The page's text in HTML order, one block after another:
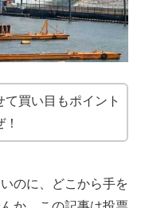
買い目もポイント
のに、どこから手を